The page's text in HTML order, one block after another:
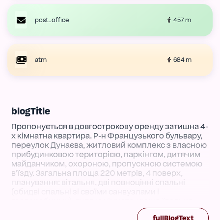
post_office 457 m
atm 684 m
blogTitle
Пропонується в довгострокову оренду затишна 4-
х кімнатна квартира. Р-н Французького бульвару,
переулок Дунаєва, житловий комплекс з власною
прибудинковою територією, паркінгом, дитячим
майданчиком, охороною, пропускною системою
в'їзду. Загальна площа 220 метрів, 4 поверх,
планування: вітальня, дві повноцінні спальні
гостьовий санвузол. Панорамне віконце.
fullBlogText